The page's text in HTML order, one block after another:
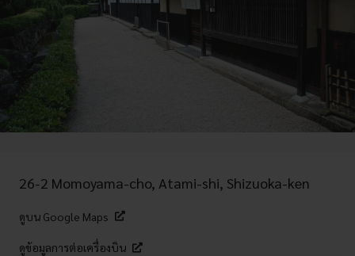
26-2 Momoyama-cho, Atami-shi, Shizuoka-ken
ดูบน Google Maps
ดูข้อมูลการต่อเครื่องบิน